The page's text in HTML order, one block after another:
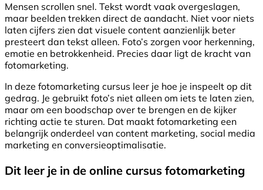
Mensen scrollen snel. Tekst wordt vaak overgeslagen,
maar beelden trekken direct de aandacht. Niet voor niets
laten cijfers zien dat visuele content aanzienlijk beter
presteert dan tekst alleen. Foto’s zorgen voor herkenning,
emotie en betrokkenheid. Precies daar ligt de kracht van
fotomarketing.
In deze fotomarketing cursus leer je hoe je inspeelt op dit
gedrag. Je gebruikt foto’s niet alleen om iets te laten zien,
maar om een boodschap over te brengen en de kijker
richting actie te sturen. Dat maakt fotomarketing een
belangrijk onderdeel van content marketing, social media
marketing en conversieoptimalisatie.
Dit leer je in de online cursus fotomarketing